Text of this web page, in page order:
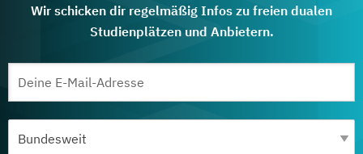
Wir schicken dir regelmäßig Infos zu freien dualen
Studienplätzen und Anbietern.